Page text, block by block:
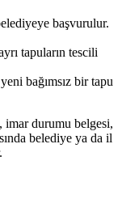
başvurulur.
tapuların tescili
bağımsız bir tapu
imar durumu belgesi,
belediye ya da il